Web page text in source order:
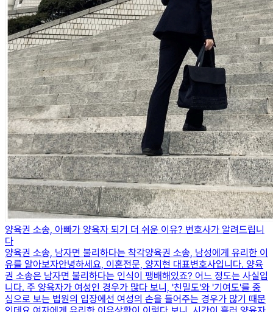
양육권 소송, 아빠가 양육자 되기 더 쉬운 이유? 변호사가 알려드립니
다
양육권 소송, 남자면 불리하다는 착각양육권 소송, 남성에게 유리한 이
유를 알아보자​안녕하세요, 이혼전문, 양지현 대표변호사입니다. ​양육
권 소송은 남자면 불리하다는 인식이 팽배해있죠? 어느 정도는 사실입
니다. ​주 양육자가 여성인 경우가 많다 보니, '친밀도'와 '기여도'를 중
심으로 보는 법원의 입장에선 여성의 손을 들어주는 경우가 많기 때문